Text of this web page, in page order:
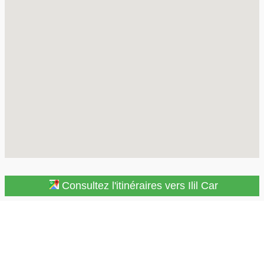
Consultez l'itinéraires vers Ilil Car